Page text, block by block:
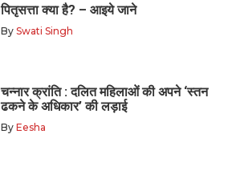
पितृसत्ता क्या है? – आइये जाने
By Swati Singh
चन्नार क्रांति : दलित महिलाओं की अपने ‘स्तन
ढकने के अधिकार’ की लड़ाई
By Eesha